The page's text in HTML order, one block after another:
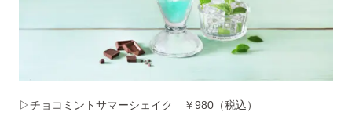
▷チョコミントサマーシェイク ￥980（税込）